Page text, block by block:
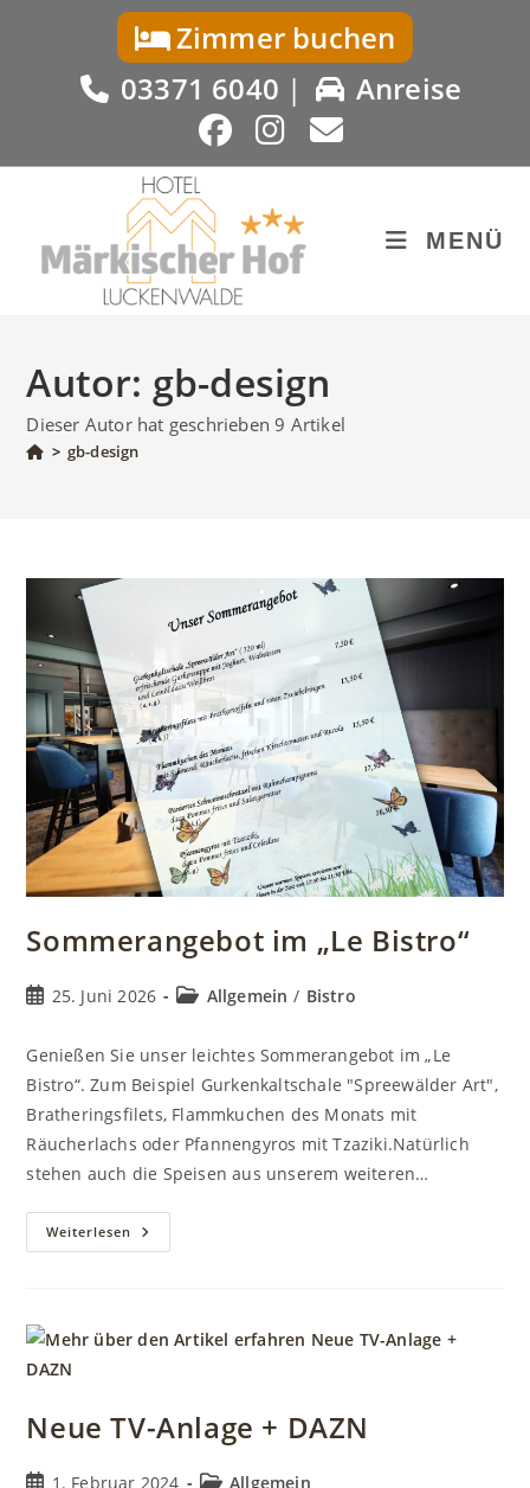
Zimmer buchen
03371 6040 | Anreise
MENÜ
Autor: gb-design
Dieser Autor hat geschrieben 9 Artikel
> gb-design
Sommerangebot im „Le Bistro“
Beitrag25. Juni 2026
Beitrags-
Allgemein / Bistro
Genießen Sie unser leichtes Sommerangebot im „Le
Bistro“. Zum Beispiel Gurkenkaltschale "Spreewälder Art",
Bratheringsfilets, Flammkuchen des Monats mit
Räucherlachs oder Pfannengyros mit Tzaziki.Natürlich
stehen auch die Speisen aus unserem weiteren…
Weiterlesen Sommerangebot
Im
Neue TV-Anlage + DAZN
Beitrag1. Februar 2024
Beitrags-
Allgemein